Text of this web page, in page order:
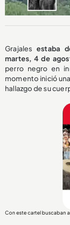
Grajales estaba
martes, 4 de
perro negro en
momento inició
hallazgo de su
Con este cartel buscaban a